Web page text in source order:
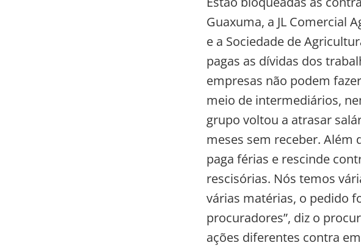
Guaxuma, a JL Comercial
e a Sociedade de
pagas as dívidas dos
empresas não podem
meio de intermediários,
grupo voltou a atrasar
meses sem receber. Além
paga férias e rescinde
rescisórias. Nós temos
várias matérias, o pedido
procuradores”, diz o
ações diferentes contra